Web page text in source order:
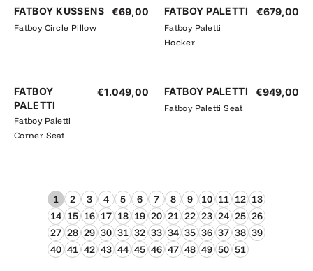
FATBOY KUSSENS
Fatboy Circle Pillow
€69,00 FATBOY PALETTI
Fatboy Paletti
Hocker
€679,00
FATBOY
PALETTI
Fatboy Paletti
Corner Seat
€1.049,00 FATBOY PALETTI
Fatboy Paletti Seat
€949,00
1 2 3 4 5 6 7 8 9 10 11 12 13
14 15 16 17 18 19 20 21 22 23 24 25 26
27 28 29 30 31 32 33 34 35 36 37 38 39
40 41 42 43 44 45 46 47 48 49 50 51